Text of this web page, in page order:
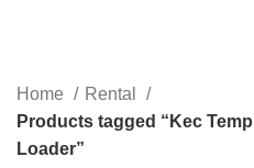
Home
Rental
Products tagged “Kec
Loader”